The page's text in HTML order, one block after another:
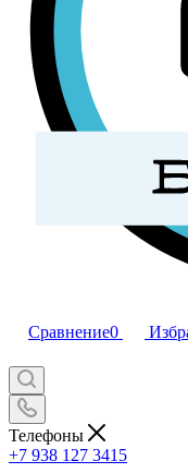
Сравнение0
Телефоны
+7 938 127 3415